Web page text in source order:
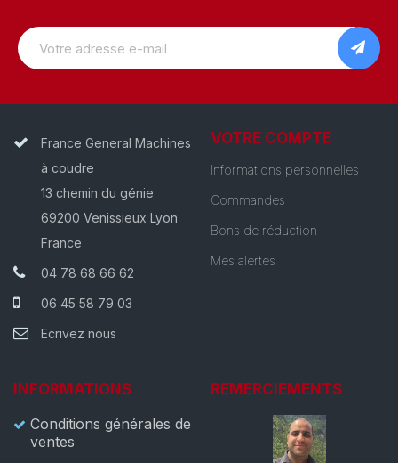
France General Machines
à coudre
13 chemin du génie
69200 Venissieux Lyon
France
04 78 68 66 62
06 45 58 79 03
Ecrivez nous
VOTRE COMPTE
Informations personnelles
Commandes
Bons de réduction
Mes alertes
INFORMATIONS
Conditions générales de
ventes
REMERCIEMENTS